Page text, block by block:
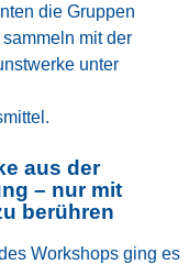
die Gruppen
mit der
unter
aus der
– nur mit
berühren
Workshops ging es